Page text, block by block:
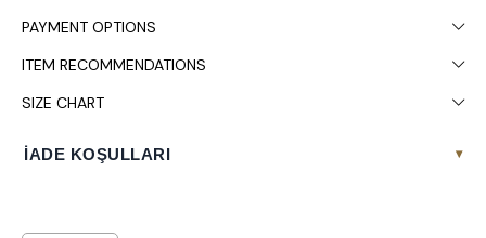
PAYMENT OPTIONS
ITEM RECOMMENDATIONS
SIZE CHART
İADE KOŞULLARI ▾